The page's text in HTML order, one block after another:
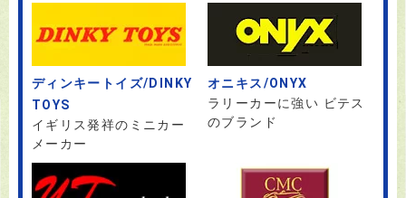
ディンキートイズ/DINKY
TOYS
イギリス発祥のミニカー
メーカー
オニキス/ONYX
ラリーカーに強い ビテス
のブランド